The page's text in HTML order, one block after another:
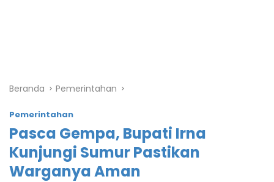
Beranda Pemerintahan
Pemerintahan
Pasca Gempa, Bupati Irna
Kunjungi Sumur Pastikan
Warganya Aman